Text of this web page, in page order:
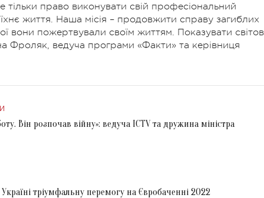
тільки право виконувати свій професіональний
життя. Наша місія – продовжити справу загиблих
вони пожертвували своїм життям. Показувати
Фроляк, ведуча програми «Факти» та керівниця
Він розпочав війну»: ведуча ICTV та дружина міністра
тріумфальну перемогу на Євробаченні 2022